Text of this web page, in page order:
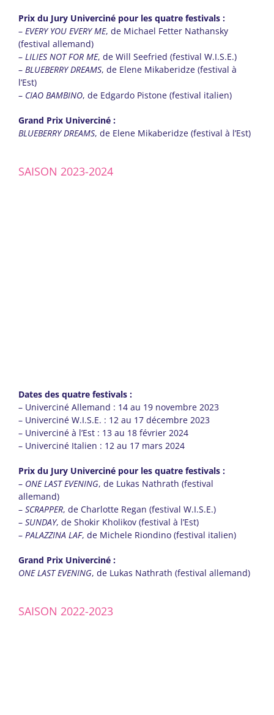
Prix du Jury Univerciné pour les quatre festivals :
– EVERY YOU EVERY ME, de Michael Fetter Nathansky
(festival allemand)
– LILIES NOT FOR ME, de Will Seefried (festival W.I.S.E.)
– BLUEBERRY DREAMS, de Elene Mikaberidze (festival à
l’Est)
– CIAO BAMBINO, de Edgardo Pistone (festival italien)
Grand Prix Univerciné :
BLUEBERRY DREAMS, de Elene Mikaberidze (festival à l’Est)
SAISON 2023-2024
Dates des quatre festivals :
– Univerciné Allemand : 14 au 19 novembre 2023
– Univerciné W.I.S.E. : 12 au 17 décembre 2023
– Univerciné à l’Est : 13 au 18 février 2024
– Univerciné Italien : 12 au 17 mars 2024
Prix du Jury Univerciné pour les quatre festivals :
– ONE LAST EVENING, de Lukas Nathrath (festival
allemand)
– SCRAPPER, de Charlotte Regan (festival W.I.S.E.)
– SUNDAY, de Shokir Kholikov (festival à l’Est)
– PALAZZINA LAF, de Michele Riondino (festival italien)
Grand Prix Univerciné :
ONE LAST EVENING, de Lukas Nathrath (festival allemand)
SAISON 2022-2023